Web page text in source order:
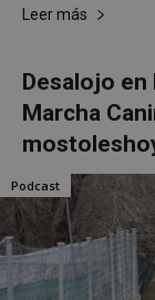
Leer más
Desalojo en
Marcha
Podcast